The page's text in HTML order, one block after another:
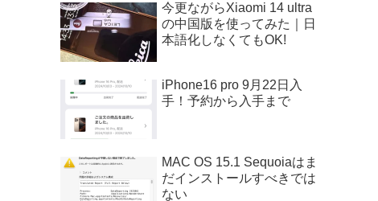
今更ながらXiaomi 14 ultra
の中国版を使ってみた｜日
本語化しなくてもOK!
iPhone16 pro 9月22日入
手！予約から入手まで
MAC OS 15.1 Sequoiaはま
だインストールすべきでは
ない